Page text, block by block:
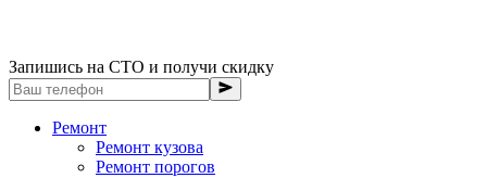
Запишись на СТО и получи скидку
Ремонт
Ремонт кузова
Ремонт порогов